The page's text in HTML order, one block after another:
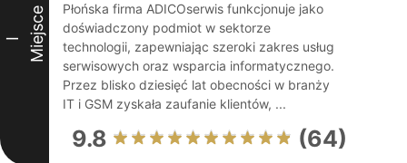
I Miejsce
Płońska firma ADICOserwis funkcjonuje jako
doświadczony podmiot w sektorze
technologii, zapewniając szeroki zakres usług
serwisowych oraz wsparcia informatycznego.
Przez blisko dziesięć lat obecności w branży
IT i GSM zyskała zaufanie klientów, ...
9.8 (64)